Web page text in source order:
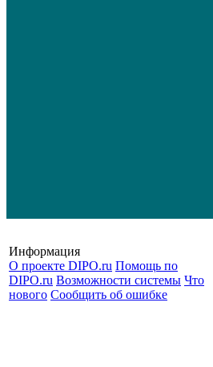
Информация
О проекте DIPO.ru Помощь по
DIPO.ru Возможности системы Что
нового Сообщить об ошибке